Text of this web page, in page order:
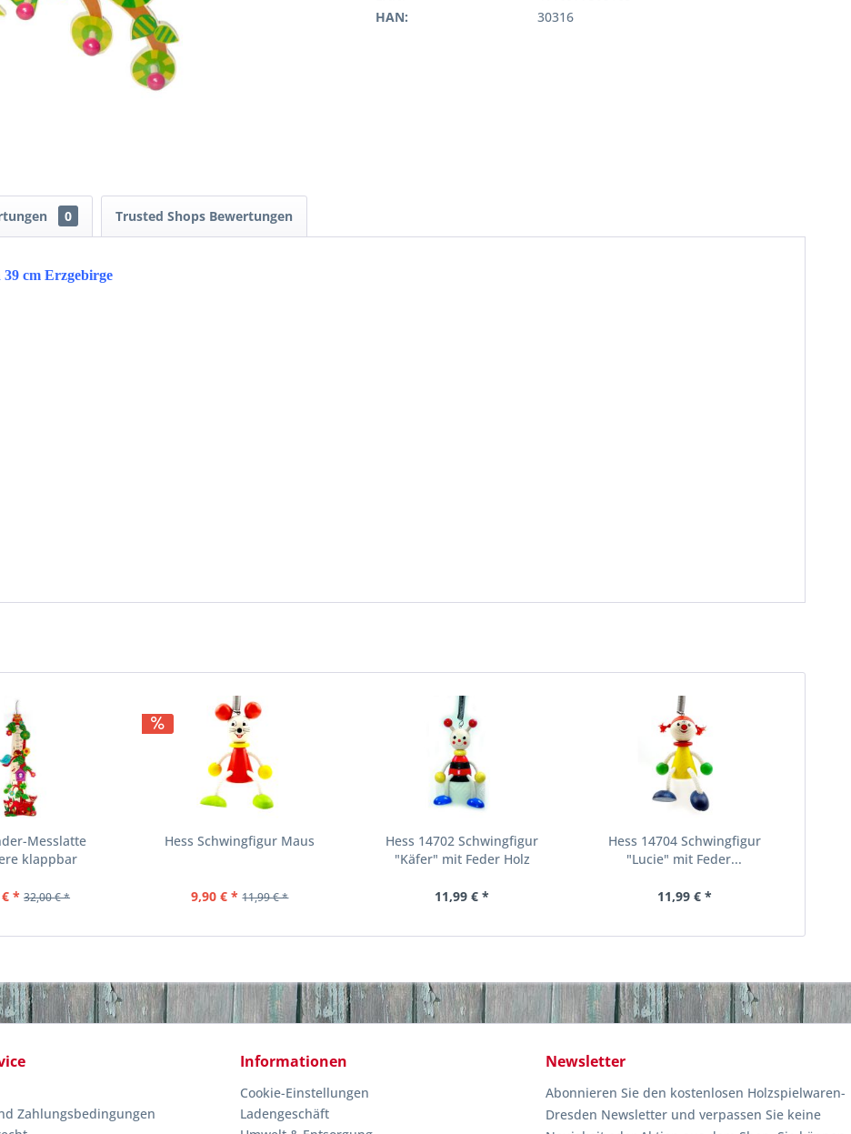
HAN:
30316
0 Trusted Shops Bewertungen
cm Erzgebirge
Messlatte
klappbar
* 32,00 € *
Hess Schwingfigur Maus
9,90 € * 11,99 € *
Hess 14702 Schwingfigur
"Käfer" mit Feder Holz
11,99 € *
Hess 14704 Schwingfigur
"Lucie" mit Feder...
11,99 € *
Zahlungsbedingungen
Informationen
Cookie-Einstellungen
Ladengeschäft
Newsletter
Abonnieren Sie den kostenlosen Holzspielwaren-
Dresden Newsletter und verpassen Sie keine